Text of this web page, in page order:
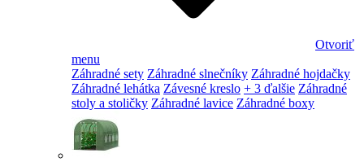
Otvoriť
menu
Záhradné sety Záhradné slnečníky Záhradné hojdačky
Záhradné lehátka Závesné kreslo + 3 ďalšie Záhradné
stoly a stoličky Záhradné lavice Záhradné boxy